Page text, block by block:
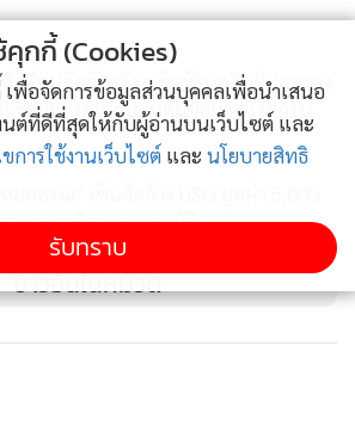
อดีตปลัดจังหวัดภูเก็ตฟ้องอธิบดีปกครอง
ชี้ทำถูกระเบียบ เหตุมีข้อหา “เรียกรับ
อสรณ" เซ็นจัดจ้าง USO มูลค่า 5,000
รหาลงมติขาดคุณสมบัติ
ข่าวอื่นในหมวด
คุกกี้ (Cookies)
เพื่อจัดการข้อมูลส่วนบุคคลเพื่อนำเสนอ
ต์ที่ดีที่สุดให้กับผู้อ่านบนเว็บไซต์ และ
การใช้งานเว็บไซต์ และ นโยบายสิทธิ
รับทราบ